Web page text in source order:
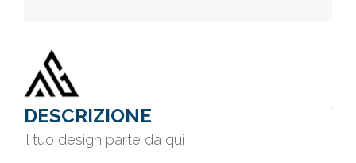
DESCRIZIONE
il tuo design parte da qui